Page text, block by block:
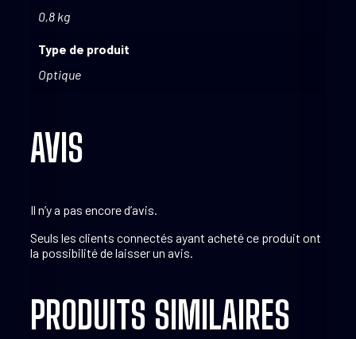
0,8 kg
Type de produit
Optique
AVIS
Il n’y a pas encore d’avis.
Seuls les clients connectés ayant acheté ce produit ont
la possibilité de laisser un avis.
PRODUITS SIMILAIRES